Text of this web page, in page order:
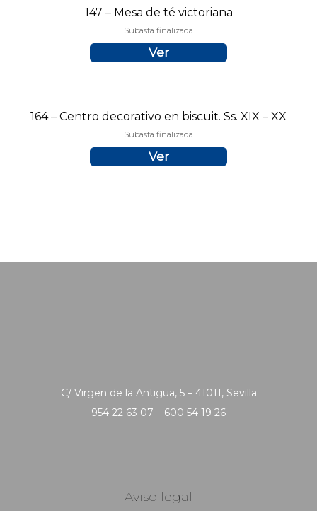
147 – Mesa de té victoriana
Subasta finalizada
Ver
164 – Centro decorativo en biscuit. Ss. XIX – XX
Subasta finalizada
Ver
C/ Virgen de la Antigua, 5 – 41011, Sevilla
954 22 63 07 – 600 54 19 26
Aviso legal